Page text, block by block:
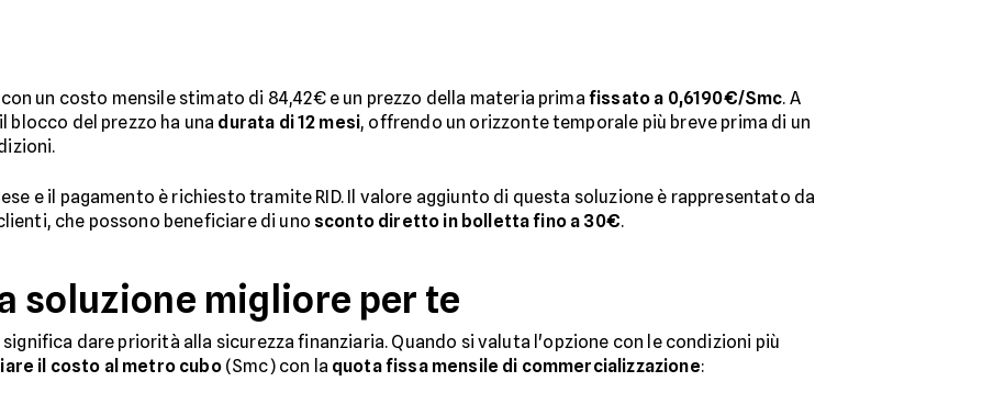
un costo mensile stimato di 84,42€ e un prezzo della materia prima fissato a 0,6190€/Smc. A
del prezzo ha una durata di 12 mesi, offrendo un orizzonte temporale più breve prima di un
e il pagamento è richiesto tramite RID. Il valore aggiunto di questa soluzione è rappresentato da
che possono beneficiare di uno sconto diretto in bolletta fino a 30€.
soluzione migliore per te
dare priorità alla sicurezza finanziaria. Quando si valuta l'opzione con le condizioni più
il costo al metro cubo(Smc) con la quota fissa mensile di commercializzazione: